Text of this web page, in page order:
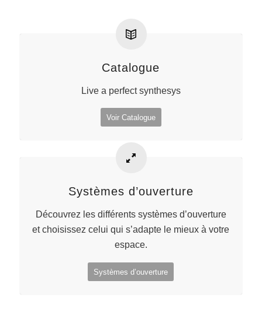
Catalogue
Live a perfect synthesys
Voir Catalogue
Systèmes d’ouverture
Découvrez les différents systèmes d’ouverture
et choisissez celui qui s’adapte le mieux à votre
espace.
Systèmes d’ouverture